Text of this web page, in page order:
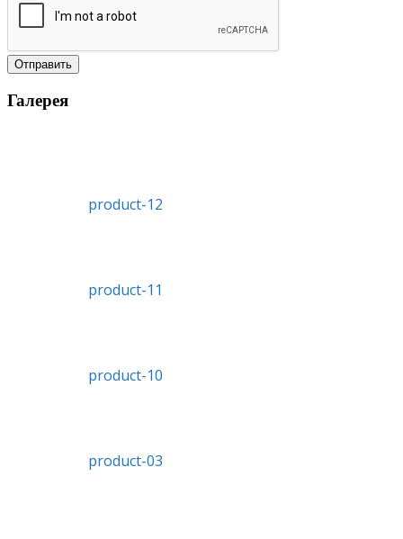
Отправить
Галерея
product-12
product-11
product-10
product-03